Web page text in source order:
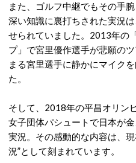
また、ゴルフ中継でもその手腕
深い知識に裏打ちされた実況
せられていました。 2013年の
プ」で宮里優作選手が悲願の
まる宮里選手に静かにマイク
た。
そして、2018年の平昌オリン
女子団体パシュートで日本が
実況。その感動的な内容は、
況”として刻まれています。